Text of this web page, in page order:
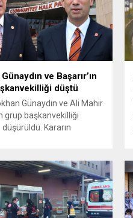
ve Başarır’ın
düştü
Günaydın ve Ali Mahir
grup başkanvekilliği
Kararın
Günaydın, ilk
“Olmayan MYK’nın
bir karardır” dedi.
tedbirli olarak kesin
cezası uygulanmak üzere